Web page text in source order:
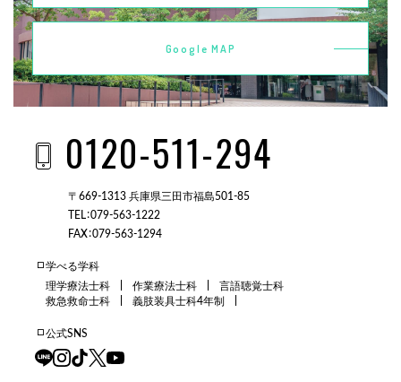
Google MAP
0120-511-294
〒669-1313 兵庫県三田市福島501-85
TEL：079-563-1222
FAX：079-563-1294
学べる学科
理学療法士科
作業療法士科
言語聴覚士科
救急救命士科
義肢装具士科4年制
公式SNS